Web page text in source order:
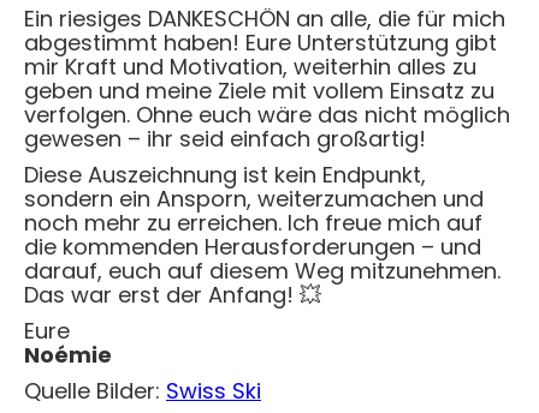
Ein riesiges DANKESCHÖN an alle, die für mich
abgestimmt haben! Eure Unterstützung gibt
mir Kraft und Motivation, weiterhin alles zu
geben und meine Ziele mit vollem Einsatz zu
verfolgen. Ohne euch wäre das nicht möglich
gewesen – ihr seid einfach großartig!
Diese Auszeichnung ist kein Endpunkt,
sondern ein Ansporn, weiterzumachen und
noch mehr zu erreichen. Ich freue mich auf
die kommenden Herausforderungen – und
darauf, euch auf diesem Weg mitzunehmen.
Das war erst der Anfang! 💥
Eure
Noémie
Quelle Bilder: Swiss Ski